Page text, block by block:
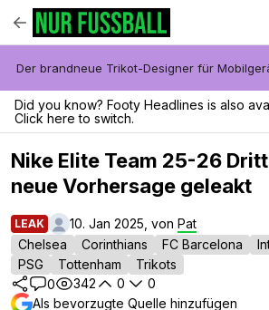
Der brandneue Trikot-Designer für
Did you know? Footy Headlines is also
Click here to switch.
Nike Elite Team 25-26
neue Vorhersage geleakt
LEAK 10. Jan 2025, von Pat
Chelsea
Corinthians FC Barcelona
PSG
Tottenham
Trikots
0
342 0
0
Als bevorzugte Quelle hinzufügen